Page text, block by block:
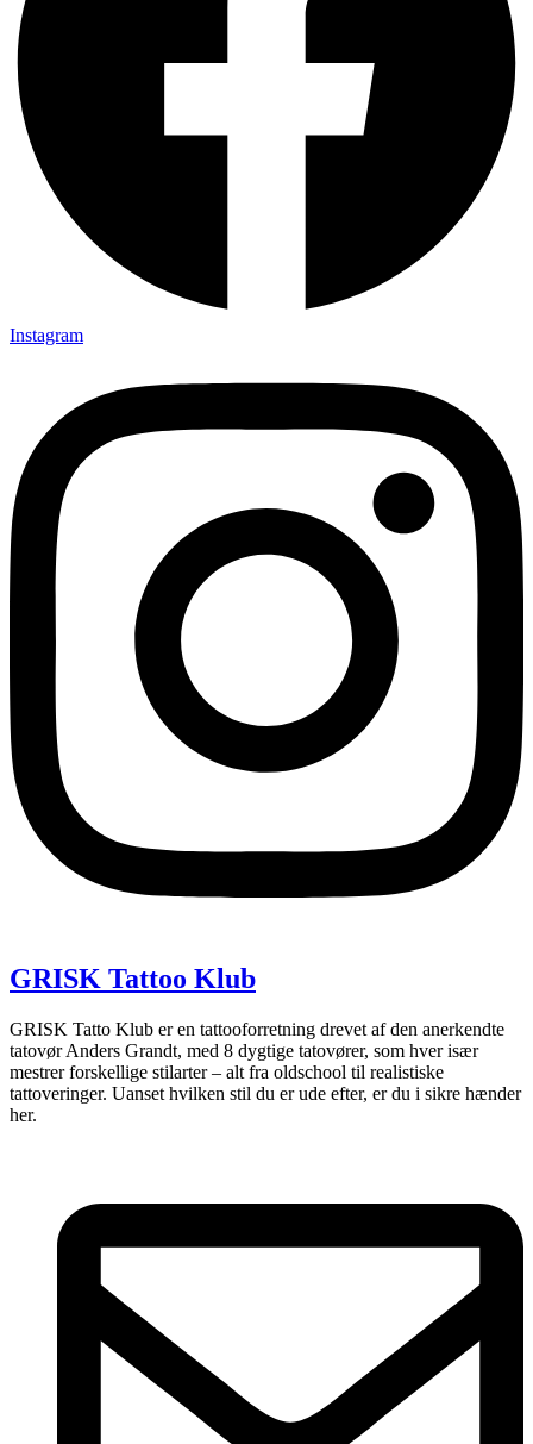
Instagram
GRISK Tattoo Klub
GRISK Tatto Klub er en tattooforretning drevet af den anerkendte
tatovør Anders Grandt, med 8 dygtige tatovører, som hver især
mestrer forskellige stilarter – alt fra oldschool til realistiske
tattoveringer. Uanset hvilken stil du er ude efter, er du i sikre hænder
her.